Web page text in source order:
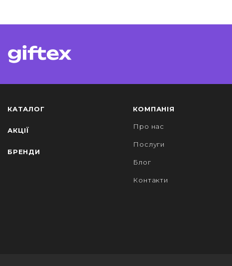
КАТАЛОГ
АКЦІЇ
БРЕНДИ
КОМПАНІЯ
Про нас
Послуги
Блог
Контакти